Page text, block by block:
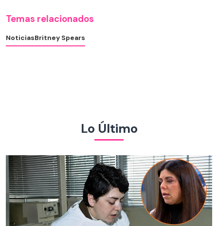
Temas relacionados
NoticiasBritney Spears
Lo Último